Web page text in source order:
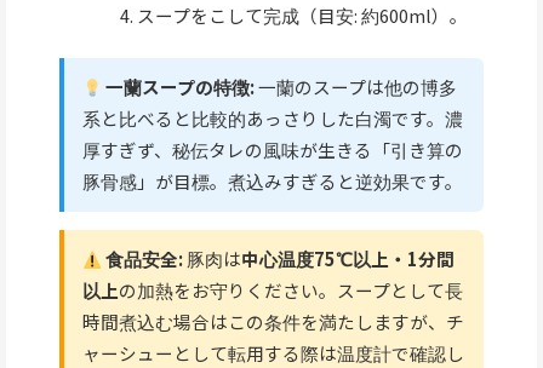
スープをこして完成（目安: 約600ml）。
一蘭スープの特徴:一蘭のスープは他の博多
系と比べると比較的あっさりした白濁です。濃
厚すぎず、秘伝タレの風味が生きる「引き算の
豚骨感」が目標。煮込みすぎると逆効果です。
食品安全:豚肉は中心温度75℃以上・1分間
以上の加熱をお守りください。スープとして長
時間煮込む場合はこの条件を満たしますが、チ
ャーシューとして転用する際は温度計で確認し